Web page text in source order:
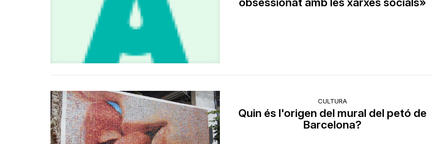
CULTURA
Quin és l'origen del mural del petó de
Barcelona?